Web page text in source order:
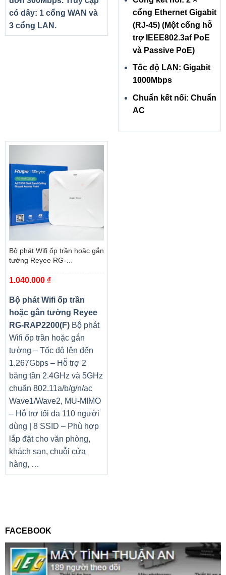
có dây: 1 cổng WAN và
3 cổng LAN.
cổng Ethernet Gigabit
(RJ-45) (Một cổng hỗ
trợ IEEE802.3af PoE
và Passive PoE)
Tốc độ LAN: Gigabit
1000Mbps
Chuẩn kết nối: Chuẩn
AC
Bộ phát Wifi ốp trần hoặc gắn
tường Reyee RG-
1.040.000 ₫
Bộ phát Wifi ốp trần
hoặc gắn tường Reyee
RG-RAP2200(F)Bộ phát
Wifi ốp trần hoặc gắn
tường – Tốc độ lên đến
1.267Gbps – Hỗ trợ 2
băng tần 2.4GHz và 5GHz
chuẩn 802.11a/b/g/n/ac
Wave1/Wave2, MU-MIMO
– Hỗ trợ tối đa 110 người
dùng | 8 SSID – Phù hợp
lắp đặt cho văn phòng,
khách sạn, chuỗi cửa
hàng, …
FACEBOOK